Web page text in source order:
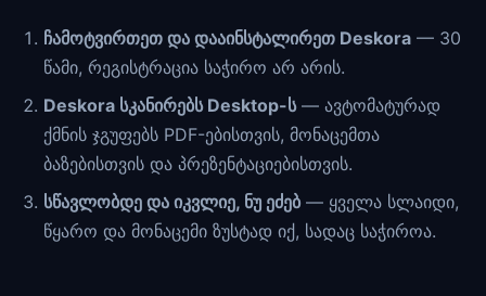
ჩამოტვირთეთ და დააინსტალირეთ Deskora — 30
წამი, რეგისტრაცია საჭირო არ არის.
Deskora სკანირებს Desktop-ს— ავტომატურად
ქმნის ჯგუფებს PDF-ებისთვის, მონაცემთა
ბაზებისთვის და პრეზენტაციებისთვის.
სწავლობდე და იკვლიე, ნუ ეძებ — ყველა სლაიდი,
წყარო და მონაცემი ზუსტად იქ, სადაც საჭიროა.